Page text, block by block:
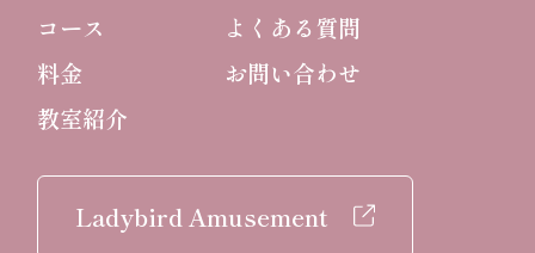
コース
料金
教室紹介
よくある質問
お問い合わせ
Ladybird Amusement